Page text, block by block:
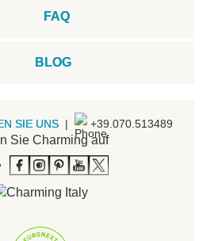
FAQ
BLOG
SIE UNS | +39.070.513489
Sie Charming auf